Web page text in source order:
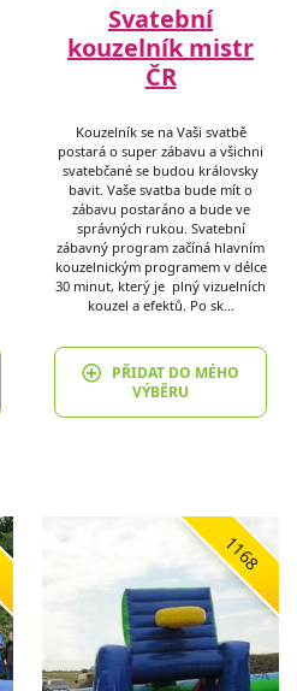
Svatební
kouzelník mistr
ČR
Kouzelník se na Vaši svatbě
postará o super zábavu a všichni
svatebčané se budou královsky
bavit. Vaše svatba bude mít o
zábavu postaráno a bude ve
správných rukou. Svatební
zábavný program začíná hlavním
kouzelnickým programem v délce
30 minut, který je plný vizuelních
kouzel a efektů. Po sk…
PŘIDAT DO MÉHO
VÝBĚRU
1168